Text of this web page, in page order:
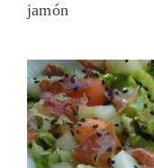
jamón